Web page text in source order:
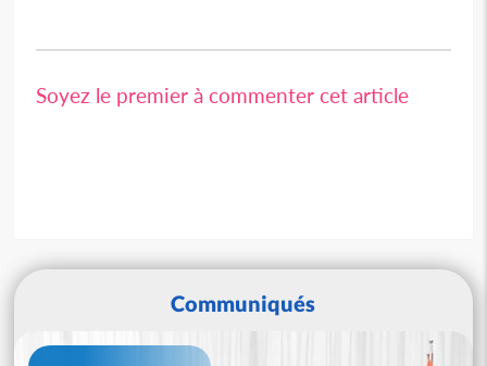
Soyez le premier à commenter cet article
Communiqués